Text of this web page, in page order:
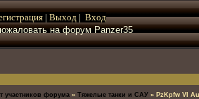
| Выход | Вход
на форум Panzer35
участников форума » Тяжелые танки и САУ » PzKpfw VI